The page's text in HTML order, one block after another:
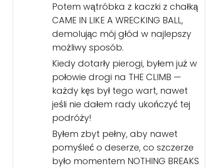
Potem wątróbka z kaczki z chałką
CAME IN LIKE A WRECKING BALL,
demolując mój głód w najlepszy
możliwy sposób.
Kiedy dotarły pierogi, byłem już w
połowie drogi na THE CLIMB —
każdy kęs był tego wart, nawet
jeśli nie dałem rady ukończyć tej
podróży!
Byłem zbyt pełny, aby nawet
pomyśleć o deserze, co szczerze
było momentem NOTHING BREAKS